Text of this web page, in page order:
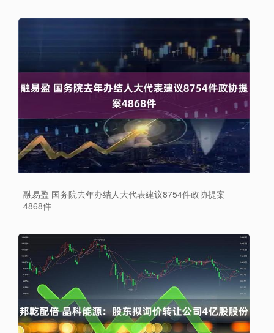
融易盈 国务院去年办结人大代表建议8754件政协提案
4868件